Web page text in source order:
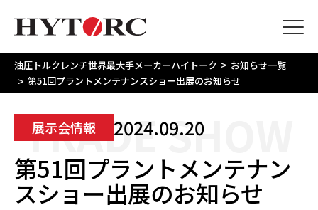
油圧トルクレンチ世界最大手メーカーハイトーク > お知らせ一覧
> 第51回プラントメンテナンスショー出展のお知らせ
TRADE SHOW
展示会情報 2024.09.20
第51回プラントメンテナン
スショー出展のお知らせ